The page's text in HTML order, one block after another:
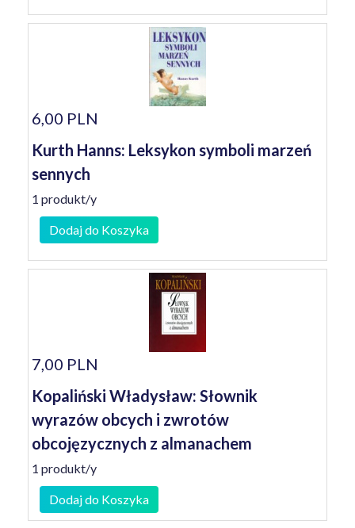
6,00 PLN
Kurth Hanns: Leksykon symboli marzeń
sennych
1 produkt/y
Dodaj do Koszyka
7,00 PLN
Kopaliński Władysław: Słownik
wyrazów obcych i zwrotów
obcojęzycznych z almanachem
1 produkt/y
Dodaj do Koszyka